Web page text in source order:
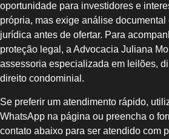
oportunidade para investidores e
própria, mas exige análise documental
jurídica antes de ofertar. Para
proteção legal, a Advocacia Juliana
assessoria especializada em leilões,
direito condominial.
Se preferir um atendimento rápido,
WhatsApp na página ou preencha o
contato abaixo para ser atendido com